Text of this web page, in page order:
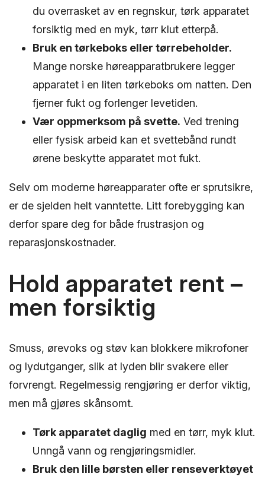
du overrasket av en regnskur, tørk apparatet
forsiktig med en myk, tørr klut etterpå.
Bruk en tørkeboks eller tørrebeholder.
Mange norske høreapparatbrukere legger
apparatet i en liten tørkeboks om natten. Den
fjerner fukt og forlenger levetiden.
Vær oppmerksom på svette. Ved trening
eller fysisk arbeid kan et svettebånd rundt
ørene beskytte apparatet mot fukt.
Selv om moderne høreapparater ofte er sprutsikre,
er de sjelden helt vanntette. Litt forebygging kan
derfor spare deg for både frustrasjon og
reparasjonskostnader.
Hold apparatet rent –
men forsiktig
Smuss, ørevoks og støv kan blokkere mikrofoner
og lydutganger, slik at lyden blir svakere eller
forvrengt. Regelmessig rengjøring er derfor viktig,
men må gjøres skånsomt.
Tørk apparatet daglig med en tørr, myk klut.
Unngå vann og rengjøringsmidler.
Bruk den lille børsten eller renseverktøyet